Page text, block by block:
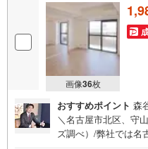
画像36枚
おすすめポイント 森
＼名古屋市北区、守
ズ調べ）/弊社では名